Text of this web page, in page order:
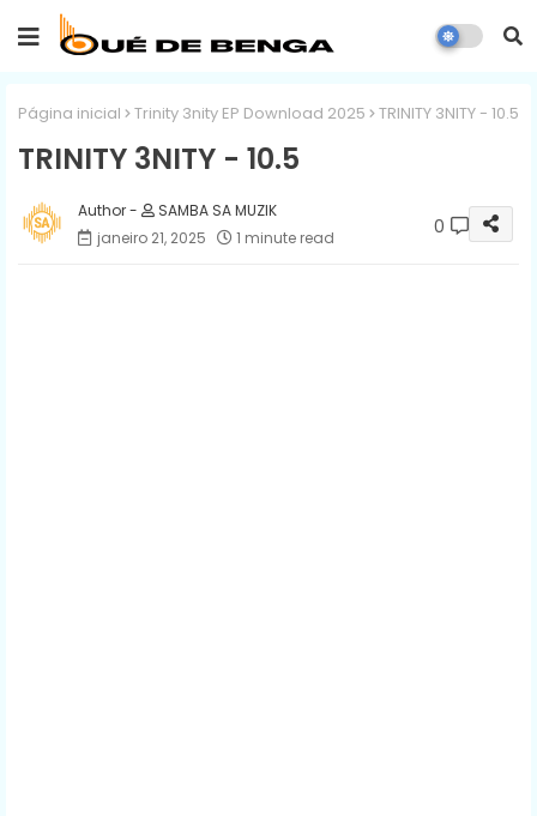
Página inicial Trinity 3nity EP Download 2025 TRINITY 3NITY - 10.5
TRINITY 3NITY - 10.5
SAMBA SA MUZIK
janeiro 21, 2025
1 minute read 0